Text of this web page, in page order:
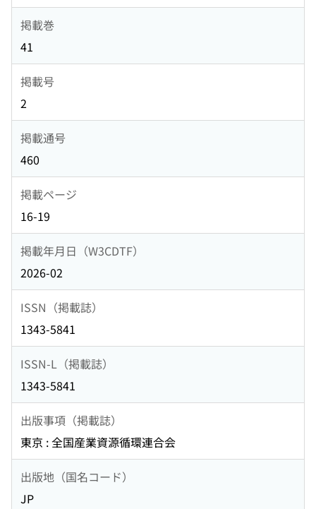
掲載巻
41
掲載号
2
掲載通号
460
掲載ページ
16-19
掲載年月日（W3CDTF）
2026-02
ISSN（掲載誌）
1343-5841
ISSN-L（掲載誌）
1343-5841
出版事項（掲載誌）
東京 : 全国産業資源循環連合会
出版地（国名コード）
JP